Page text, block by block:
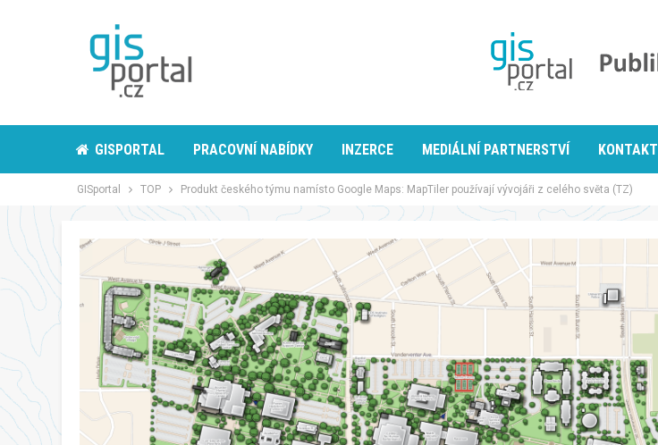
GISPORTAL PRACOVNÍ NABÍDKY INZERCE MEDIÁLNÍ PARTNERSTVÍ KONTAKT
GISportal TOP Produkt českého týmu namísto Google Maps: MapTiler používají vývojáři z celého světa (TZ)